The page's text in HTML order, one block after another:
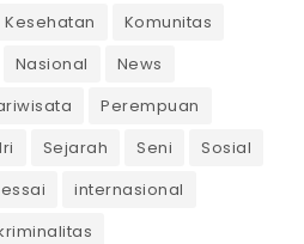
Kesehatan
Komunitas
Nasional
News
Perempuan
Sejarah Seni
Sosial
essai
internasional